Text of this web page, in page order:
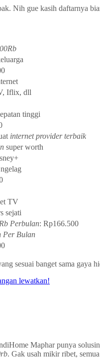
Nih gue kasih daftarnya
Iflix, dll
tinggi
internet provider terbaik
super worth
TV
sejati
Perbulan: Rp166.500
Per Bulan
sesuai banget sama gaya
Maphar punya
. Gak usah mikir ribet,